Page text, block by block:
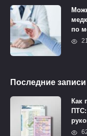
по
Последние записи
Как